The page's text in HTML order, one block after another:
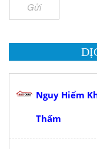
Gửi
Nguy Hiểm
Thấm